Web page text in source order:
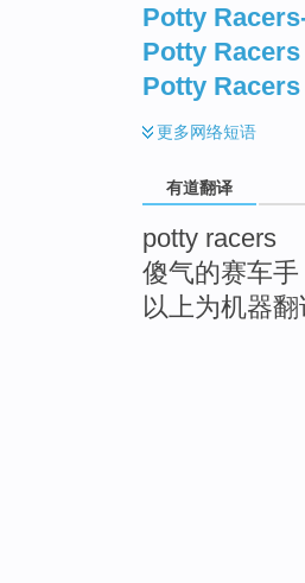
Potty
Potty Racers
Potty Racers
更多网络短语
有道翻译
potty racers
傻气的赛车手
以上为机器